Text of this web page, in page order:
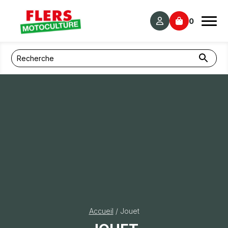
0
Accueil / Jouet